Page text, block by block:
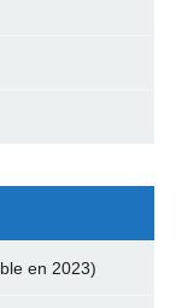
en 2023)